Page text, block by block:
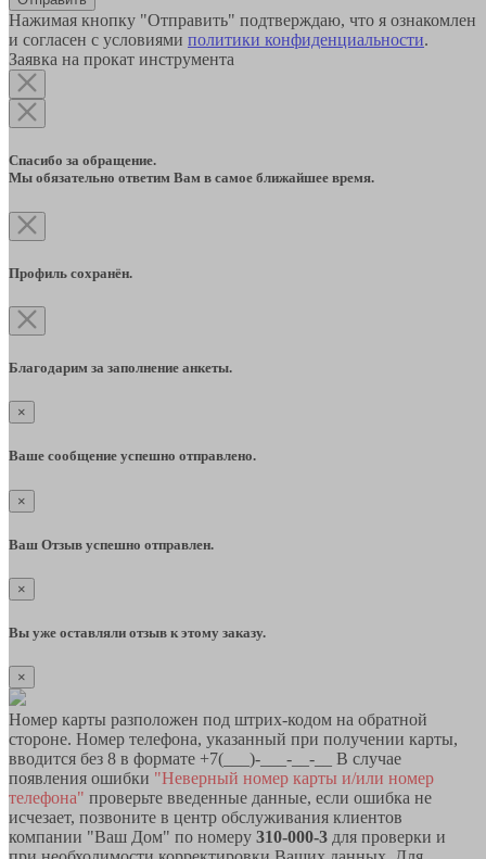
Нажимая кнопку "Отправить" подтверждаю, что я ознакомлен
и согласен с условиями политики конфиденциальности.
Заявка на прокат инструмента
Спасибо за обращение.
Мы обязательно ответим Вам в самое ближайшее время.
Профиль сохранён.
Благодарим за заполнение анкеты.
×
Ваше сообщение успешно отправлено.
×
Ваш Отзыв успешно отправлен.
×
Вы уже оставляли отзыв к этому заказу.
×
Номер карты разположен под штрих-кодом на обратной
стороне. Номер телефона, указанный при получении карты,
вводится без 8 в формате +7(___)-___-__-__ В случае
появления ошибки "Неверный номер карты и/или номер
телефона" проверьте введенные данные, если ошибка не
исчезает, позвоните в центр обслуживания клиентов
компании "Ваш Дом" по номеру 310-000-3 для проверки и